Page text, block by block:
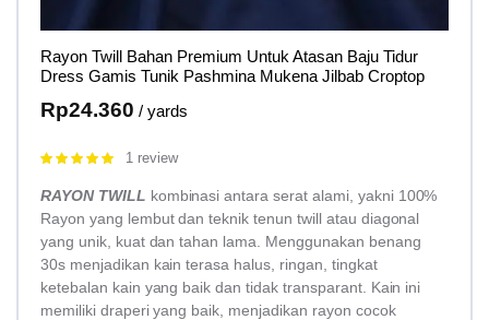
Rayon Twill Bahan Premium Untuk Atasan Baju Tidur
Dress Gamis Tunik Pashmina Mukena Jilbab Croptop
Rp24.360 / yards
Rated
1 review
RAYON TWILL kombinasi antara serat alami, yakni 100%
Rayon yang lembut dan teknik tenun twill atau diagonal
yang unik, kuat dan tahan lama. Menggunakan benang
30s menjadikan kain terasa halus, ringan, tingkat
ketebalan kain yang baik dan tidak transparant. Kain ini
memiliki draperi yang baik, menjadikan rayon cocok